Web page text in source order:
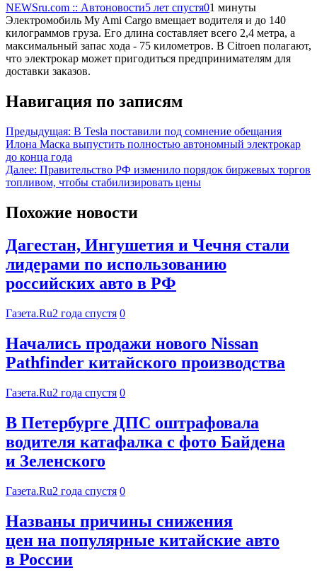
NEWSru.com :: Автоновости5 лет спустя01 минуты
Электромобиль My Ami Cargo вмещает водителя и до 140
килограммов груза. Его длина составляет всего 2,4 метра, а
максимальный запас хода - 75 километров. В Citroen полагают,
что электрокар может пригодиться предпринимателям для
доставки заказов.
Навигация по записям
Предыдущая: В Tesla поставили под сомнение обещания
Илона Маска выпустить полностью автономный электрокар
до конца года
Далее: Правительство РФ изменило порядок биржевых торгов
топливом, чтобы стабилизировать цены
Похожие новости
Дагестан, Ингушетия и Чечня стали
лидерами по использованию
российских авто в РФ
Газета.Ru2 года спустя 0
Начались продажи нового Nissan
Pathfinder китайского производства
Газета.Ru2 года спустя 0
В Петербурге ДПС оштрафовала
водителя катафалка с фото Байдена
и Зеленского
Газета.Ru2 года спустя 0
Названы причины снижения
цен на популярные китайские авто
в России